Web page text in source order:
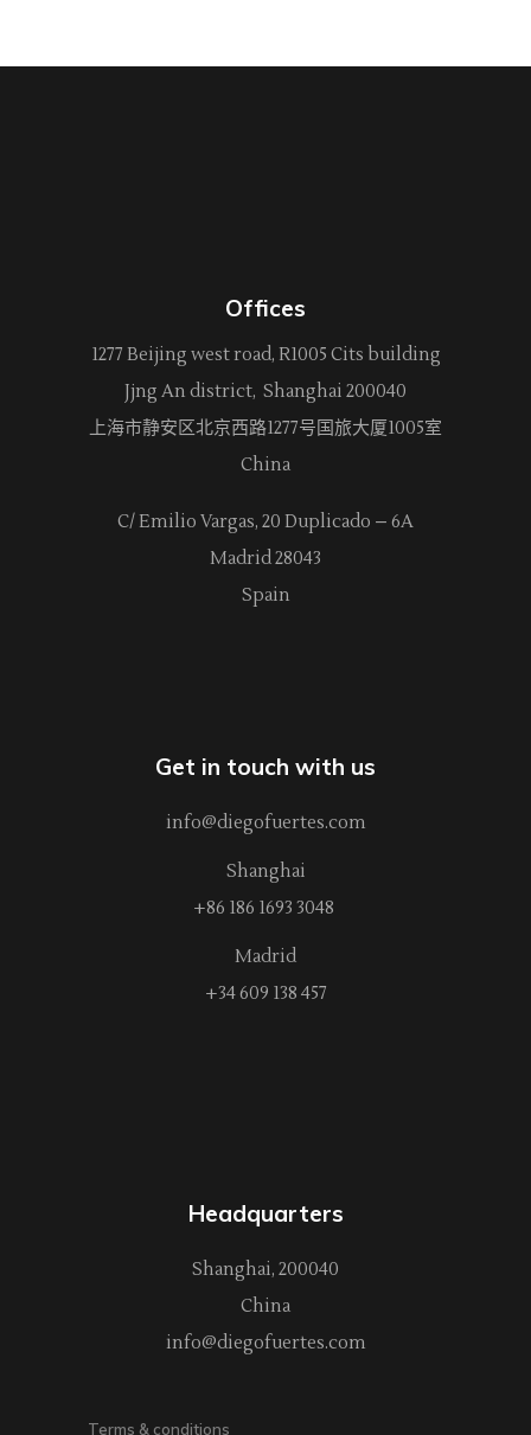
Offices
1277 Beijing west road, R1005 Cits building
Jjng An district, Shanghai 200040
上海市静安区北京西路1277号国旅大厦1005室
China
C/ Emilio Vargas, 20 Duplicado – 6A
Madrid 28043
Spain
Get in touch with us
info@diegofuertes.com
Shanghai
+86 186 1693 3048
Madrid
+34 609 138 457
Headquarters
Shanghai, 200040
China
info@diegofuertes.com
Terms & conditions